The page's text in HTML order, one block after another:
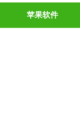
苹果软件